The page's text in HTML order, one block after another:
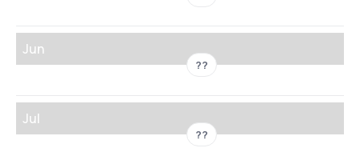
Jun
??
Jul
??